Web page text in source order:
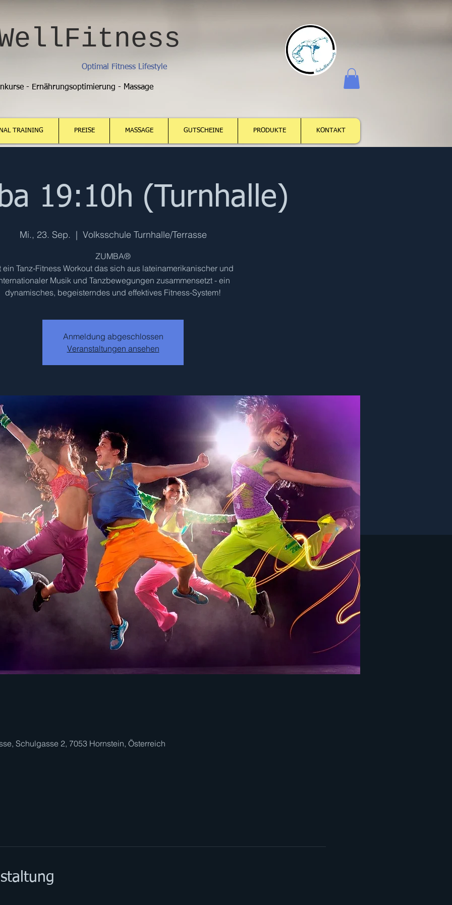
Optimal Fitness Lifestyle
- Ernährungsoptimierung - Massage
Anmelden
TRAINING PREISE MASSAGE GUTSCHEINE PRODUKTE KONTAKT
19:10h (Turnhalle)
Mi., 23. Sep.
  |
Volksschule Turnhalle/Terrasse
ZUMBA®
ein Tanz-Fitness Workout das sich aus lateinamerikanischer und
Musik und Tanzbewegungen zusammensetzt - ein
dynamisches, begeisterndes und effektives Fitness-System!
Anmeldung abgeschlossen
Veranstaltungen ansehen
Schulgasse 2, 7053 Hornstein, Österreich